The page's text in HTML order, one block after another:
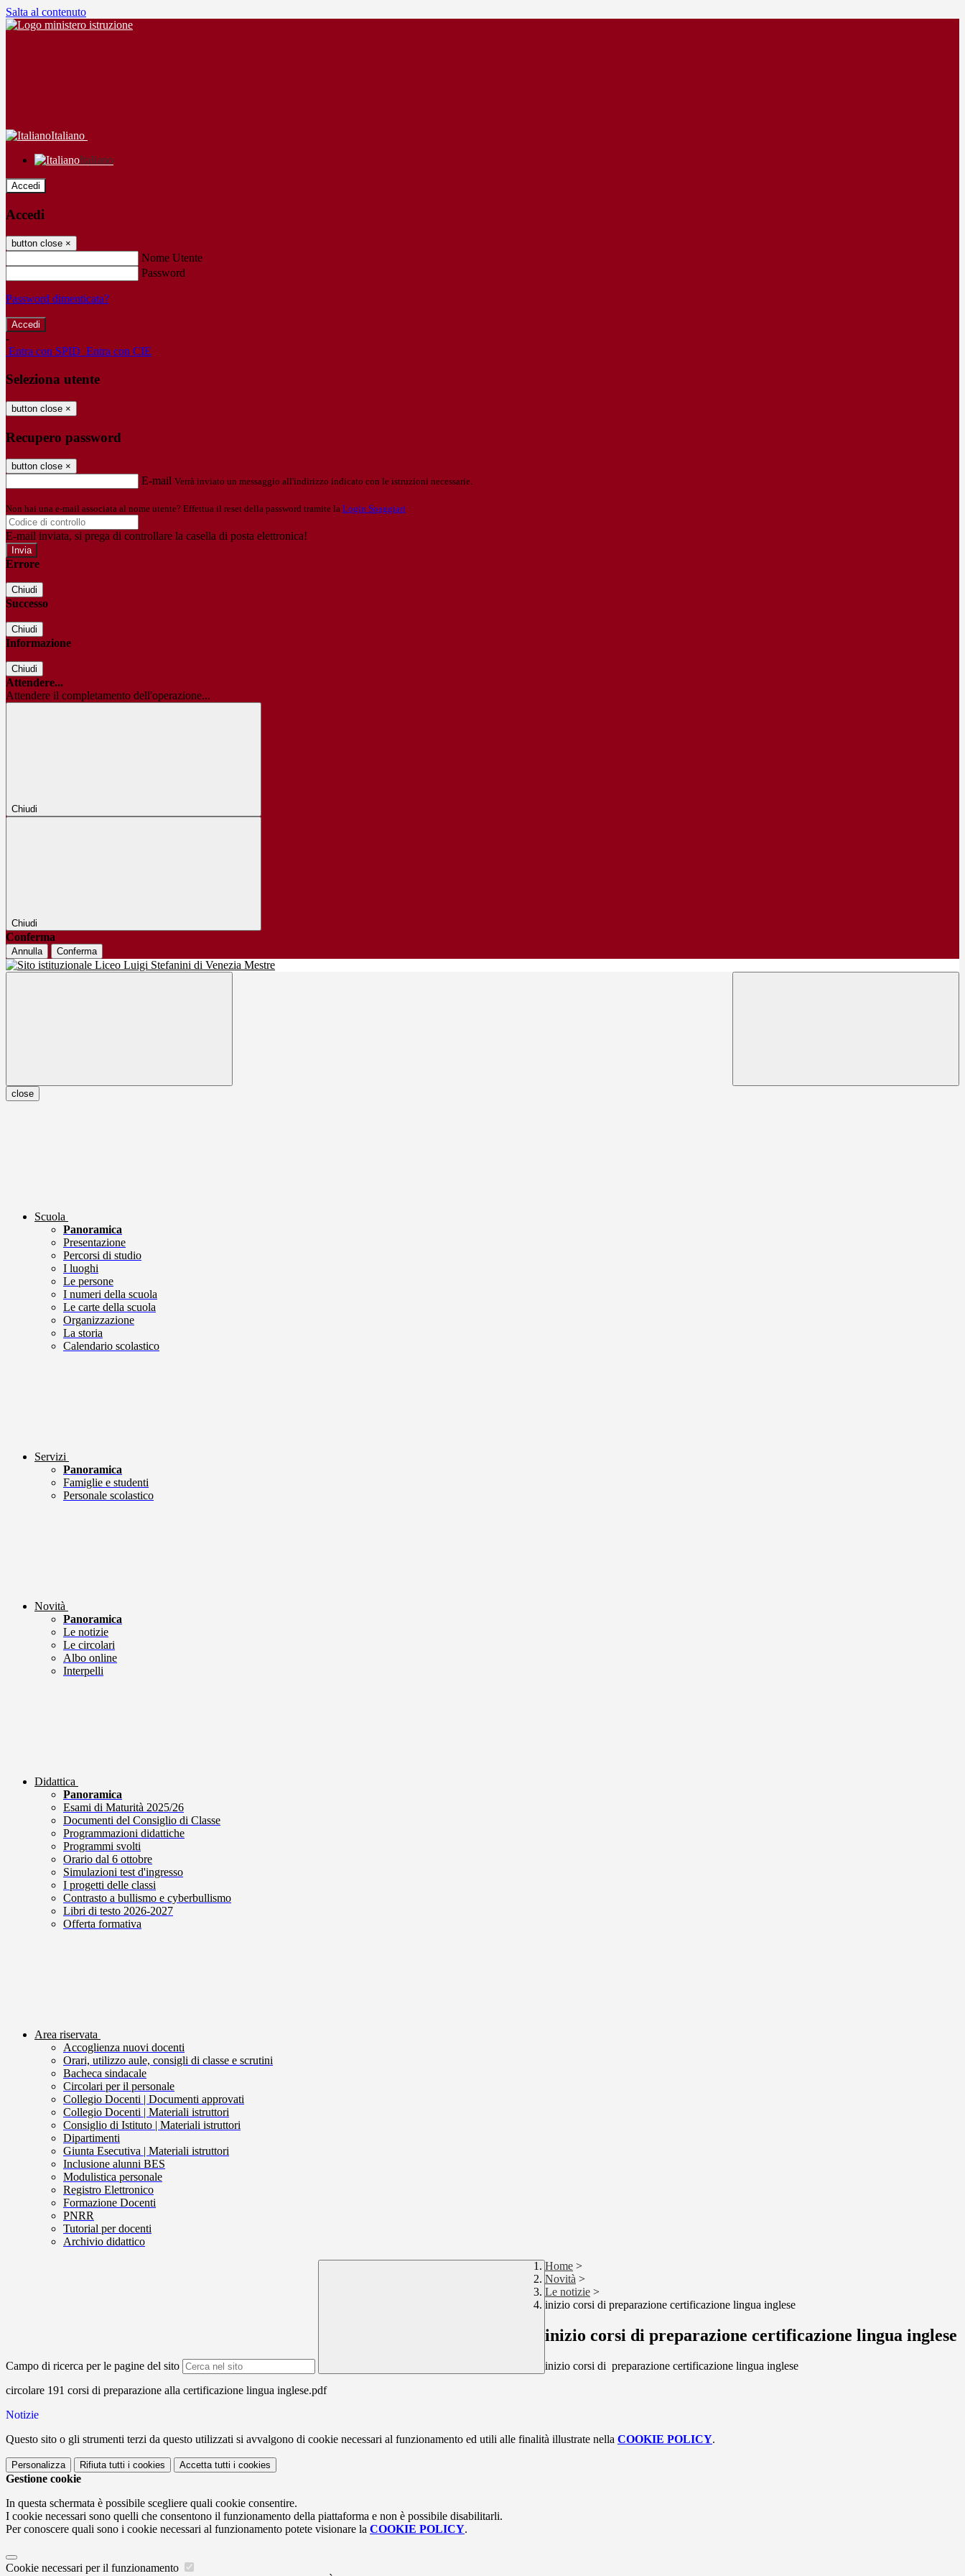
Salta al contenuto
Italiano
Italiano
Accedi
Accedi
button close ×
Nome Utente
Password
Password dimenticata?
-
Entra con SPID Entra con CIE
Seleziona utente
button close ×
Recupero password
button close ×
E-mail Verrà inviato un messaggio all'indirizzo indicato con le istruzioni necessarie.
Non hai una e-mail associata al nome utente? Effettua il reset della password tramite la Login Spaggiari
E-mail inviata, si prega di controllare la casella di posta elettronica!
Errore
Chiudi
Successo
Chiudi
Informazione
Chiudi
Attendere...
Attendere il completamento dell'operazione...
Chiudi
Chiudi
Conferma
Annulla Conferma
close
Scuola
Panoramica
Presentazione
Percorsi di studio
I luoghi
Le persone
I numeri della scuola
Le carte della scuola
Organizzazione
La storia
Calendario scolastico
Servizi
Panoramica
Famiglie e studenti
Personale scolastico
Novità
Panoramica
Le notizie
Le circolari
Albo online
Interpelli
Didattica
Panoramica
Esami di Maturità 2025/26
Documenti del Consiglio di Classe
Programmazioni didattiche
Programmi svolti
Orario dal 6 ottobre
Simulazioni test d'ingresso
I progetti delle classi
Contrasto a bullismo e cyberbullismo
Libri di testo 2026-2027
Offerta formativa
Area riservata
Accoglienza nuovi docenti
Orari, utilizzo aule, consigli di classe e scrutini
Bacheca sindacale
Circolari per il personale
Collegio Docenti | Documenti approvati
Collegio Docenti | Materiali istruttori
Consiglio di Istituto | Materiali istruttori
Dipartimenti
Giunta Esecutiva | Materiali istruttori
Inclusione alunni BES
Modulistica personale
Registro Elettronico
Formazione Docenti
PNRR
Tutorial per docenti
Archivio didattico
Campo di ricerca per le pagine del sito
Home >
Novità >
Le notizie >
inizio corsi di preparazione certificazione lingua inglese
inizio corsi di preparazione certificazione lingua inglese
inizio corsi di preparazione certificazione lingua inglese
circolare 191 corsi di preparazione alla certificazione lingua inglese.pdf
Notizie
Questo sito o gli strumenti terzi da questo utilizzati si avvalgono di cookie necessari al funzionamento ed utili alle finalità illustrate nella COOKIE POLICY.
Personalizza Rifiuta tutti i cookies Accetta tutti i cookies
Gestione cookie
In questa schermata è possibile scegliere quali cookie consentire.
I cookie necessari sono quelli che consentono il funzionamento della piattaforma e non è possibile disabilitarli.
Per conoscere quali sono i cookie necessari al funzionamento potete visionare la COOKIE POLICY.
Cookie necessari per il funzionamento